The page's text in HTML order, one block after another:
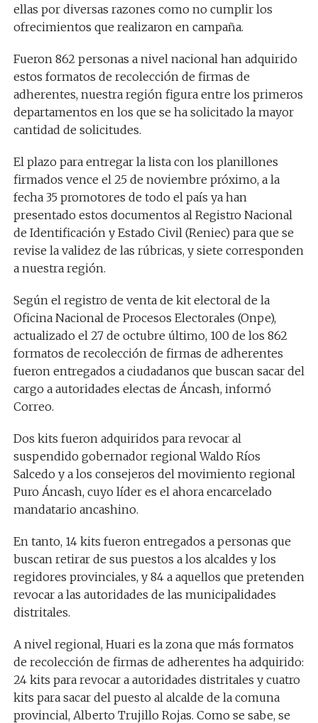
ellas por diversas razones como no cumplir los
ofrecimientos que realizaron en campaña.
Fueron 862 personas a nivel nacional han adquirido
estos formatos de recolección de firmas de
adherentes, nuestra región figura entre los primeros
departamentos en los que se ha solicitado la mayor
cantidad de solicitudes.
El plazo para entregar la lista con los planillones
firmados vence el 25 de noviembre próximo, a la
fecha 35 promotores de todo el país ya han
presentado estos documentos al Registro Nacional
de Identificación y Estado Civil (Reniec) para que se
revise la validez de las rúbricas, y siete corresponden
a nuestra región.
Según el registro de venta de kit electoral de la
Oficina Nacional de Procesos Electorales (Onpe),
actualizado el 27 de octubre último, 100 de los 862
formatos de recolección de firmas de adherentes
fueron entregados a ciudadanos que buscan sacar del
cargo a autoridades electas de Áncash, informó
Correo.
Dos kits fueron adquiridos para revocar al
suspendido gobernador regional Waldo Ríos
Salcedo y a los consejeros del movimiento regional
Puro Áncash, cuyo líder es el ahora encarcelado
mandatario ancashino.
En tanto, 14 kits fueron entregados a personas que
buscan retirar de sus puestos a los alcaldes y los
regidores provinciales, y 84 a aquellos que pretenden
revocar a las autoridades de las municipalidades
distritales.
A nivel regional, Huari es la zona que más formatos
de recolección de firmas de adherentes ha adquirido:
24 kits para revocar a autoridades distritales y cuatro
kits para sacar del puesto al alcalde de la comuna
provincial, Alberto Trujillo Rojas. Como se sabe, se